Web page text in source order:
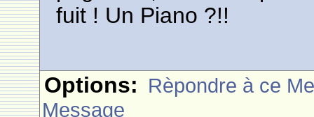
fuit ! Un Piano ?!!
Options: Rèpondre à ce
Message